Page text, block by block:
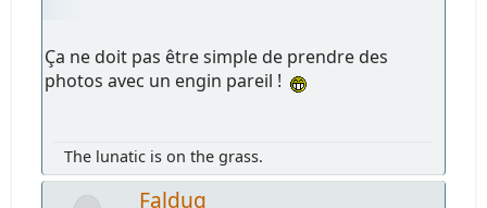
Ça ne doit pas être simple de prendre des
photos avec un engin pareil !
The lunatic is on the grass.
Faldug